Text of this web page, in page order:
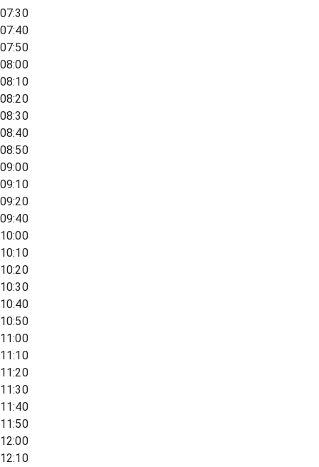
07:30
07:40
07:50
08:00
08:10
08:20
08:30
08:40
08:50
09:00
09:10
09:20
09:40
10:00
10:10
10:20
10:30
10:40
10:50
11:00
11:10
11:20
11:30
11:40
11:50
12:00
12:10